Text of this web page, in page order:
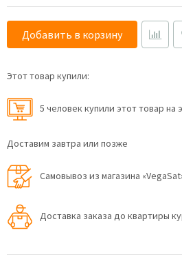
Добавить в корзину
Этот товар купили:
5 человек купили этот товар на
Доставим завтра или позже
Самовывоз из магазина
Доставка заказа до квартиры